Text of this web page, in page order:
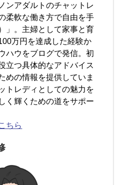
ンアダルトのチャットレ
柔軟な働き方で自由を手
」。主婦として家事と育
万円を達成した経験か
ハウをブログで発信。初
立つ具体的なアドバイス
めの情報を提供していま
トレディとしての魅力を
く輝くための道をサポー
ちら